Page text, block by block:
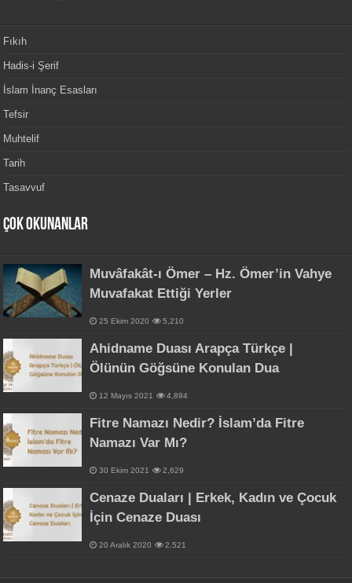
Fıkıh
Hadis-i Şerif
İslam İnanç Esasları
Tefsir
Muhtelif
Tarih
Tasavvuf
Çok Okunanlar
Muvâfakât-ı Ömer – Hz. Ömer’in Vahye
Muvafakat Ettiği Yerler
25 Ekim 2020 5,210
Ahidname Duası Arapça Türkçe |
Ölünün Göğsüne Konulan Dua
12 Mayıs 2021 4,894
Fitre Namazı Nedir? İslam’da Fitre
Namazı Var Mı?
30 Ekim 2021 2,629
Cenaze Duaları | Erkek, Kadın ve Çocuk
İçin Cenaze Duası
20 Aralık 2020 2,521